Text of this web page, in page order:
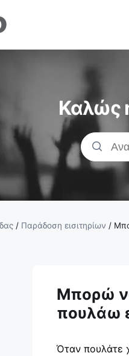
-
|
Καλώς
/ Παράδοση εισιτηρίων /
Μπορώ
πουλάω
Όταν πουλάτε